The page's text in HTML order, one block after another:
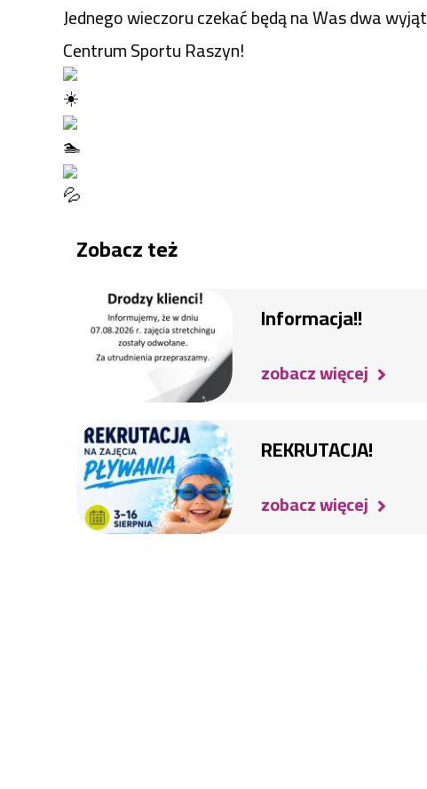
Jednego wieczoru czekać będą na Was dwa
Centrum Sportu Raszyn!
Zobacz też
Informacja!!
zobacz więcej
REKRUTACJA!
zobacz więcej